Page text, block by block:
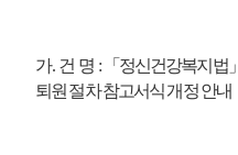
가. 건 명 : 「 정신건강복지법」
퇴원 절차 참고서식 개정 안내